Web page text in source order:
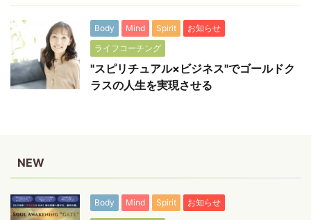
Body Mind Spirit
お知らせ
ライフコーチング
"スピリチュアル×ビジネス"でゴールドク
ラスの人生を実現させる
NEW
Body Mind Spirit お知らせ